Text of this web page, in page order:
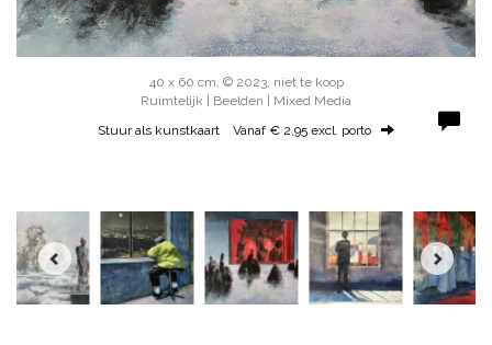
40 x 60 cm, © 2023, niet te koop
Ruimtelijk | Beelden | Mixed Media
Stuur als kunstkaart Vanaf € 2,95 excl. porto